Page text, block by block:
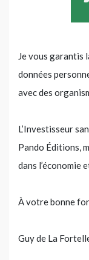
Je vous garantis
données
avec des
L’Investisseur
Pando Éditions,
dans l’économie
À votre bonne
Guy de La